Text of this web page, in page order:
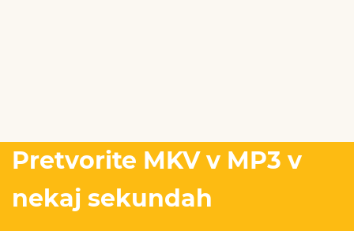
Pretvorite MKV v MP3 v
nekaj sekundah